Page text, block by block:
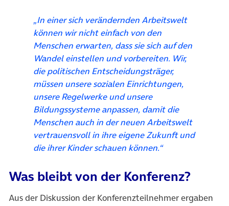
„In einer sich verändernden Arbeitswelt
können wir nicht einfach von den
Menschen erwarten, dass sie sich auf den
Wandel einstellen und vorbereiten. Wir,
die politischen Entscheidungsträger,
müssen unsere sozialen Einrichtungen,
unsere Regelwerke und unsere
Bildungssysteme anpassen, damit die
Menschen auch in der neuen Arbeitswelt
vertrauensvoll in ihre eigene Zukunft und
die ihrer Kinder schauen können.“
Was bleibt von der Konferenz?
Aus der Diskussion der Konferenzteilnehmer ergaben